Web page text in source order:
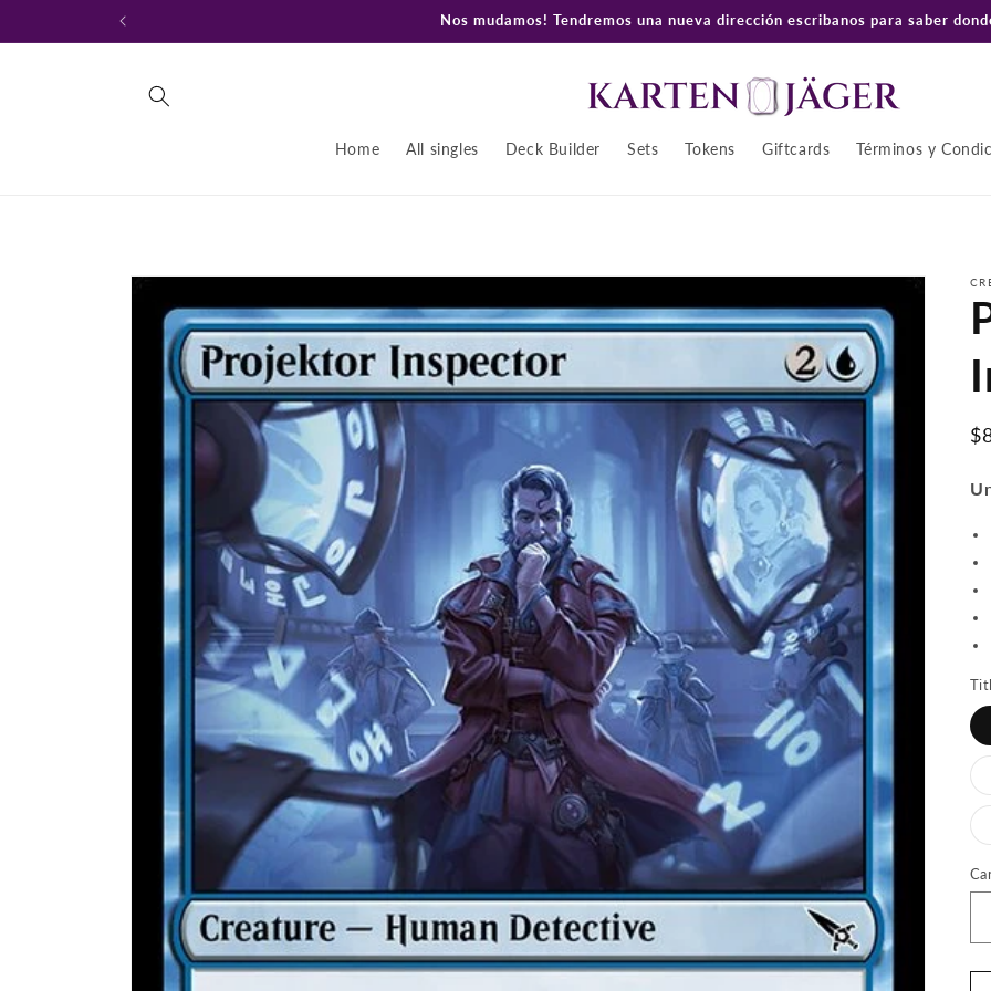
directamente
al contenido
Nos mudamos! Tendremos una nueva dirección escribanos para saber
Home All singles Deck Builder Sets Tokens Giftcards Términos y
directamente
información
del producto